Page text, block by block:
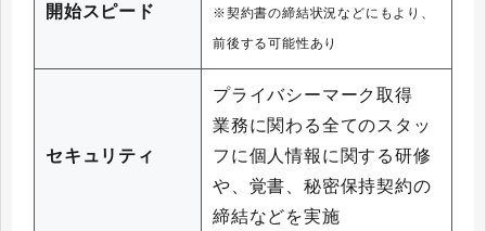
開始スピード
※契約書の締結状況などにもより、
前後する可能性あり
セキュリティ
プライバシーマーク取得
業務に関わる全てのスタッ
フに個人情報に関する研修
や、覚書、秘密保持契約の
締結などを実施